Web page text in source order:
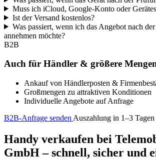
Muss ich iCloud, Google-Konto oder
Ist der Versand kostenlos?
Was passiert, wenn ich das Angebot nach
annehmen möchte?
B2B
Auch für Händler & größere
Ankauf von Händlerposten &
Großmengen zu attraktiven Konditionen
Individuelle Angebote auf Anfrage
B2B-Anfrage senden Auszahlung in 1–3 Tagen
Handy verkaufen bei
GmbH – schnell, sicher und